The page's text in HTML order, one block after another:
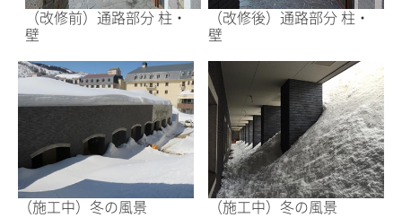
（改修前）通路部分 柱・
壁
（改修後）通路部分 柱・
壁
（施工中）冬の風景 （施工中）冬の風景